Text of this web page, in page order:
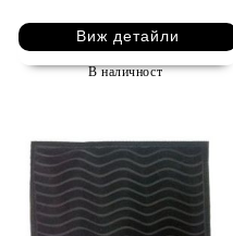
Виж детайли
В наличност